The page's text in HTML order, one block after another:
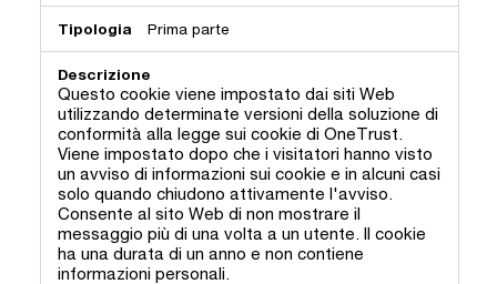
Prima parte
Questo cookie viene impostato dai siti Web
utilizzando determinate versioni della soluzione di
conformità alla legge sui cookie di OneTrust.
Viene impostato dopo che i visitatori hanno visto
un avviso di informazioni sui cookie e in alcuni casi
solo quando chiudono attivamente l'avviso.
Consente al sito Web di non mostrare il
messaggio più di una volta a un utente. Il cookie
ha una durata di un anno e non contiene
informazioni personali.